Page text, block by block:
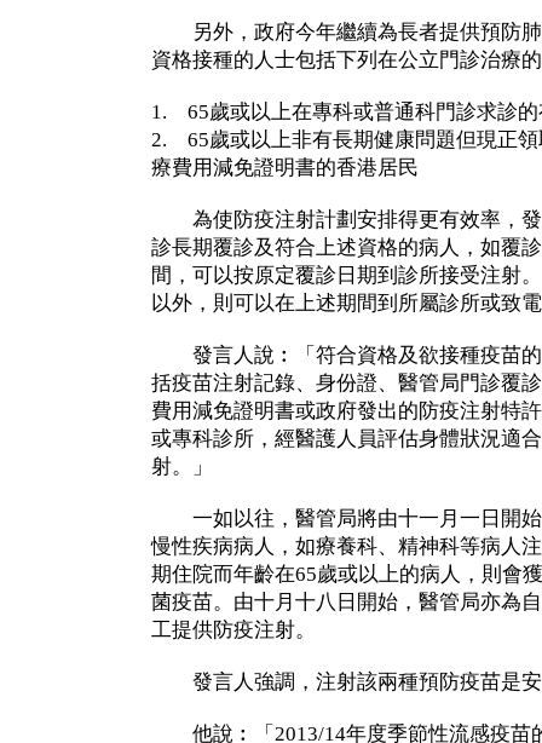
另外，政府今年繼續為長者提供預防肺
資格接種的人士包括下列在公立門診治療
1. 65歲或以上在專科或普通科門診求診
2. 65歲或以上非有長期健康問題但現正
療費用減免證明書的香港居民
為使防疫注射計劃安排得更有效率，發
診長期覆診及符合上述資格的病人，如覆
間，可以按原定覆診日期到診所接受注射
以外，則可以在上述期間到所屬診所或致
發言人說︰「符合資格及欲接種疫苗的
括疫苗注射記錄、身份證、醫管局門診覆
費用減免證明書或政府發出的防疫注射特
或專科診所，經醫護人員評估身體狀況適
射。」
一如以往，醫管局將由十一月一日開始
慢性疾病病人，如療養科、精神科等病人
期住院而年齡在65歲或以上的病人，則會
菌疫苗。由十月十八日開始，醫管局亦為
工提供防疫注射。
發言人強調，注射該兩種預防疫苗是
他說︰「2013/14年度季節性流感疫苗